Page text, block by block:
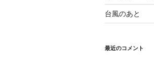
台風のあと
最近のコメント